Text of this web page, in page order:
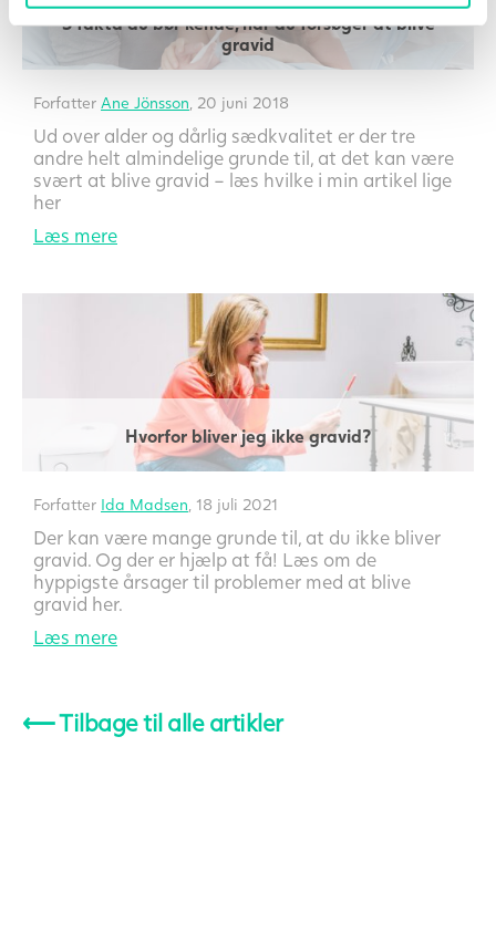
3 fakta du bør kende, når du forsøger at blive
gravid
Forfatter Ane Jönsson , 20 juni 2018
Ud over alder og dårlig sædkvalitet er der tre
andre helt almindelige grunde til, at det kan være
svært at blive gravid – læs hvilke i min artikel lige
her
Læs mere
Hvorfor bliver jeg ikke gravid?
Forfatter Ida Madsen , 18 juli 2021
Der kan være mange grunde til, at du ikke bliver
gravid. Og der er hjælp at få! Læs om de
hyppigste årsager til problemer med at blive
gravid her.
Læs mere
⟵Tilbage til alle artikler